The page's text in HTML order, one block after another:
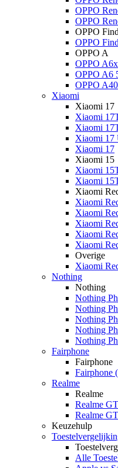
OPPO
OPPO
OPPO
OPPO
OPPO A
OPPO
OPPO A6
OPPO A40
Xiaomi
Xiaomi 17
Xiaomi
Xiaomi
Xiaomi 17
Xiaomi 17
Xiaomi 15
Xiaomi
Xiaomi
Xiaomi
Xiaomi
Xiaomi
Xiaomi
Xiaomi
Xiaomi
Overige
Xiaomi
Nothing
Nothing
Nothing
Nothing
Nothing
Nothing
Nothing
Fairphone
Fairphone
Fairphone
Realme
Realme
Realme
Realme
Keuzehulp
Alle